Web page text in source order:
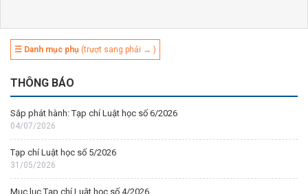
☰ Danh mục phụ (trượt sang phải → )
THÔNG BÁO
Sắp phát hành: Tạp chí Luật học số 6/2026
04/07/2026
Tạp chí Luật học số 5/2026
31/05/2026
Mục lục Tạp chí Luật học số 4/2026